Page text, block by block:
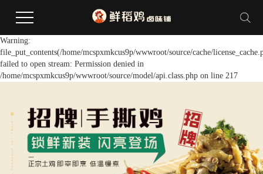
Warning:
file_put_contents(/home/mcspxmkcus9p/wwwroot/source/cache/
failed to open stream: Permission denied in
/home/mcspxmkcus9p/wwwroot/source/model/api.class.php on line 217